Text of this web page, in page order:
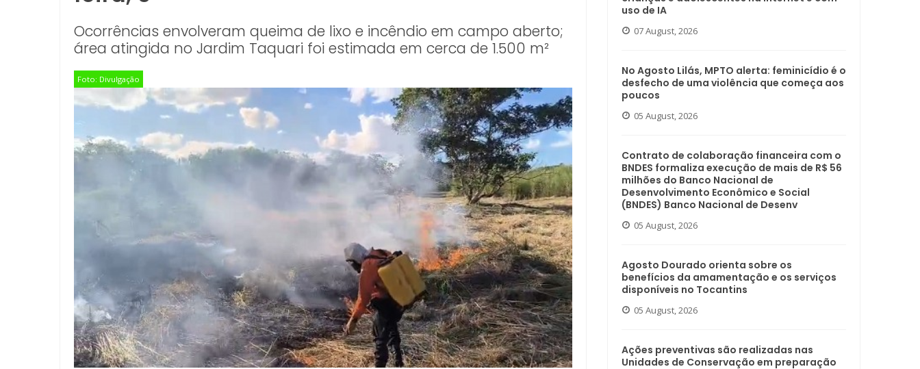
Ocorrências envolveram queima de lixo e incêndio em campo aberto;
área atingida no Jardim Taquari foi estimada em cerca de 1.500 m²
Foto: Divulgação
uso de IA
07 August, 2026
No Agosto Lilás, MPTO alerta: feminicídio é o
desfecho de uma violência que começa aos
poucos
05 August, 2026
Contrato de colaboração financeira com o
BNDES formaliza execução de mais de R$ 56
milhões do Banco Nacional de
Desenvolvimento Econômico e Social
(BNDES) Banco Nacional de Desenv
05 August, 2026
Agosto Dourado orienta sobre os
benefícios da amamentação e os serviços
disponíveis no Tocantins
05 August, 2026
Ações preventivas são realizadas nas
Unidades de Conservação em preparação